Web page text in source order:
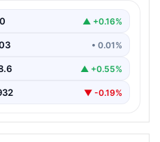
▲ +0.16%
• 0.01%
▲ +0.55%
▼ -0.19%